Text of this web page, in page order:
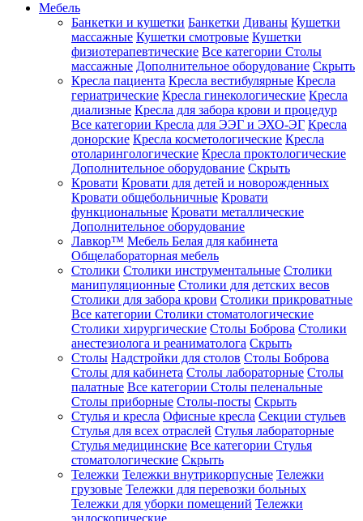
Мебель
Банкетки и кушетки Банкетки Диваны Кушетки
массажные Кушетки смотровые Кушетки
физиотерапевтические Все категории Столы
массажные Дополнительное оборудование Скрыть
Кресла пациента Кресла вестибулярные Кресла
гериатрические Кресла гинекологические Кресла
диализные Кресла для забора крови и процедур
Все категории Кресла для ЭЭГ и ЭХО-ЭГ Кресла
донорские Кресла косметологические Кресла
отоларингологические Кресла проктологические
Дополнительное оборудование Скрыть
Кровати Кровати для детей и новорожденных
Кровати общебольничные Кровати
функциональные Кровати металлические
Дополнительное оборудование
Лавкор™ Мебель Белая для кабинета
Общелабораторная мебель
Столики Столики инструментальные Столики
манипуляционные Столики для детских весов
Столики для забора крови Столики прикроватные
Все категории Столики стоматологические
Столики хирургические Столы Боброва Столики
анестезиолога и реаниматолога Скрыть
Столы Надстройки для столов Столы Боброва
Столы для кабинета Столы лабораторные Столы
палатные Все категории Столы пеленальные
Столы приборные Столы-посты Скрыть
Стулья и кресла Офисные кресла Секции стульев
Стулья для всех отраслей Стулья лабораторные
Стулья медицинские Все категории Стулья
стоматологические Скрыть
Тележки Тележки внутрикорпусные Тележки
грузовые Тележки для перевозки больных
Тележки для уборки помещений Тележки
эндоскопические